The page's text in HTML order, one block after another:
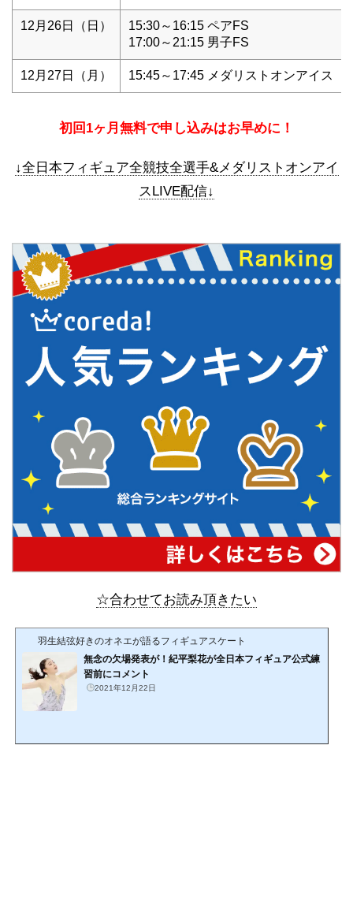
12月26日（日）
15:30～16:15 ペアFS
17:00～21:15 男子FS
12月27日（月） 15:45～17:45 メダリストオンアイス
初回1ヶ月無料で申し込みはお早めに！
↓全日本フィギュア全競技全選手&メダリストオンアイ
スLIVE配信↓
☆合わせてお読み頂きたい
羽生結弦好きのオネエが語るフィギュアスケート
無念の欠場発表が！紀平梨花が全日本フィギュア公式練
習前にコメント
2021年12月22日